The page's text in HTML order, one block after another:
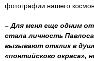
фотографии нашего
– Для меня еще одним
стала личность
вызывают отклик в
«понтийского окраса»,